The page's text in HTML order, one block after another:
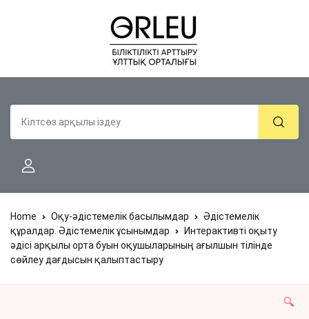
Home Оқу-әдістемелік басылымдар
Әдістемелік
құралдар. Әдістемелік ұсынымдар
Интерактивті оқыту
әдісі арқылы орта буын оқушыларының ағылшын тілінде
сөйлеу дағдысын қалыптастыру
🔍